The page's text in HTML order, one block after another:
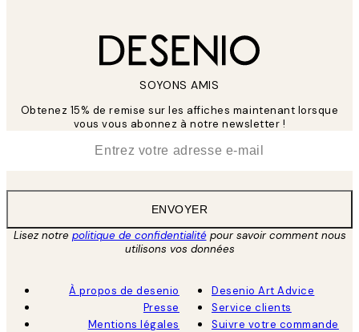
SOYONS AMIS
Obtenez 15% de remise sur les affiches maintenant lorsque
vous vous abonnez à notre newsletter !
ENVOYER
Lisez notre politique de confidentialitépour savoir comment nous
utilisons vos données
À propos de desenio
Presse
Mentions légales
Desenio Art Advice
Service clients
Suivre votre commande